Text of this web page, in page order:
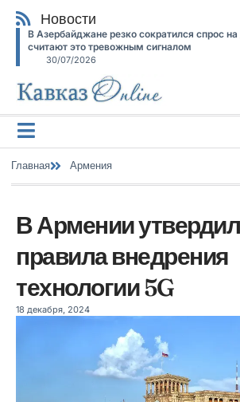
Новости
В Азербайджане резко сократился спрос
считают это тревожным сигналом
30/07/2026
Главная Армения
В Армении
правила внедрения
технологии 5G
18 декабря, 2024